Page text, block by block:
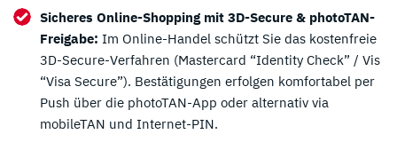
Sicheres Online-Shopping mit 3D-Secure & photoTAN-
Freigabe: Im Online-Handel schützt Sie das kostenfreie
3D-Secure-Verfahren (Mastercard “Identity Check” / Vis
“Visa Secure”). Bestätigungen erfolgen komfortabel per
Push über die photoTAN-App oder alternativ via
mobileTAN und Internet-PIN.